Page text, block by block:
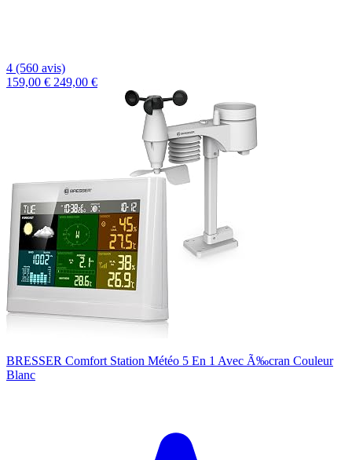
4 (560 avis)
159,00 € 249,00 €
BRESSER Comfort Station Météo 5 En 1 Avec Ã‰cran Couleur
Blanc